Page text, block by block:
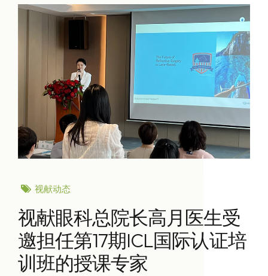
视献动态
视献眼科总院长高月医生受
邀担任第17期ICL国际认证培
训班的授课专家